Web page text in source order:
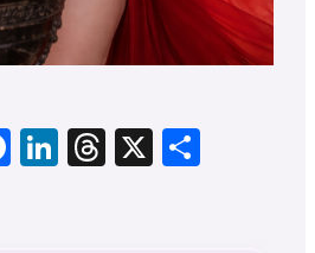
Facebook
LinkedIn
Threads
X Teilen